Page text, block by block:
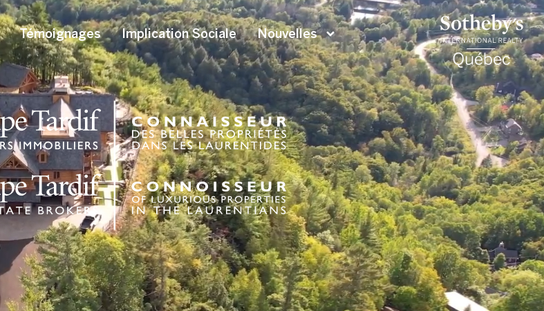
Témoignages Implication Sociale Nouvelles